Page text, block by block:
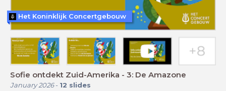
Sofie ontdekt Zuid-Amerika - 3: De Amazone
January 2026- 12 slides
Het Koninklijk Concertgebouw